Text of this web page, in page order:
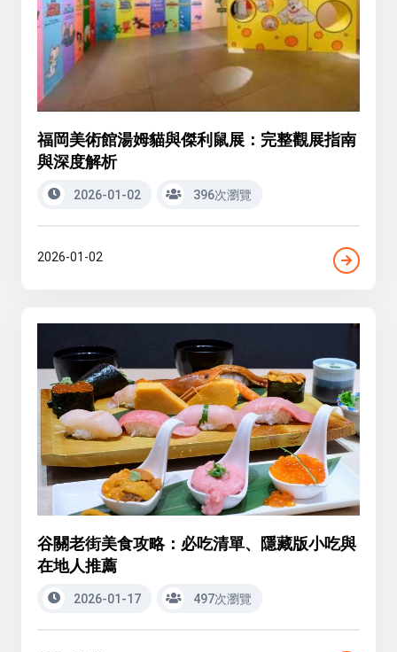
福岡美術館湯姆貓與傑利鼠展：完整觀展指南
與深度解析
2026-01-02 396次瀏覽
2026-01-02
谷關老街美食攻略：必吃清單、隱藏版小吃與
在地人推薦
2026-01-17 497次瀏覽